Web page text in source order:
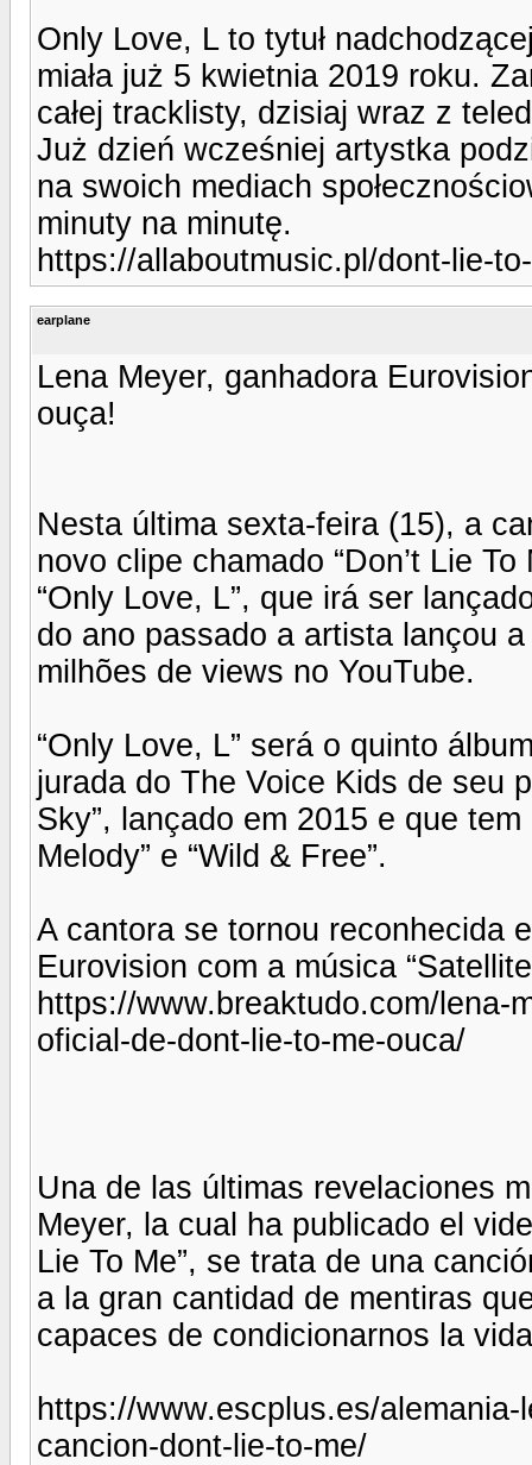
Only Love, L to tytuł
miała już 5 kwietnia 2019 roku.
całej tracklisty, dzisiaj wraz z
Już dzień wcześniej artystka
na swoich mediach
minuty na minutę.
https://allaboutmusic.pl/dont-lie-
earplane
Lena Meyer, ganhadora
ouça!
Nesta última sexta-feira (15), a
novo clipe chamado “Don’t Lie
“Only Love, L”, que irá ser
do ano passado a artista lançou
milhões de views no YouTube.
“Only Love, L” será o quinto
jurada do The Voice Kids de seu
Sky”, lançado em 2015 e que
Melody” e “Wild & Free”.
A cantora se tornou reconhecida
Eurovision com a música
https://www.breaktudo.com/lena-
oficial-de-dont-lie-to-me-ouca/
Una de las últimas revelaciones
Meyer, la cual ha publicado el
Lie To Me”, se trata de una
a la gran cantidad de mentiras
capaces de condicionarnos la
https://www.escplus.es/
cancion-dont-lie-to-me/